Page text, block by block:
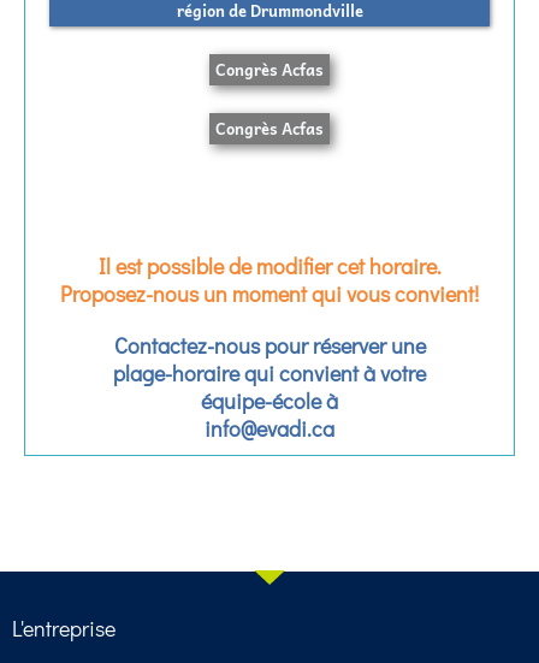
région de Drummondville
Congrès Acfas
Congrès Acfas
Il est possible de modifier cet horaire.
Proposez-nous un moment qui vous convient!
Contactez-nous pour réserver une
plage-horaire qui convient à votre
équipe-école à
info@evadi.ca
L'entreprise